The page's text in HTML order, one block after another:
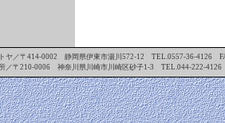
ヤ／〒414-0002 静岡県伊東市湯川572-12 TEL.0557-36-4126
／〒210-0006 神奈川県川崎市川崎区砂子1-3 TEL.044-222-4126